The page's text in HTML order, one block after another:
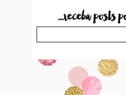
...receba posts